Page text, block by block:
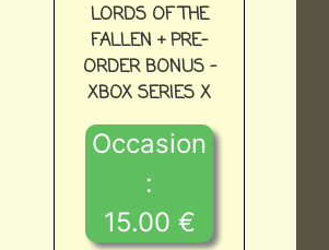
LORDS OF THE
FALLEN + PRE-
ORDER BONUS -
XBOX SERIES X
Occasion
:
15.00 €